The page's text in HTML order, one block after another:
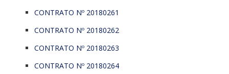
CONTRATO Nº 20180261
CONTRATO Nº 20180262
CONTRATO Nº 20180263
CONTRATO Nº 20180264